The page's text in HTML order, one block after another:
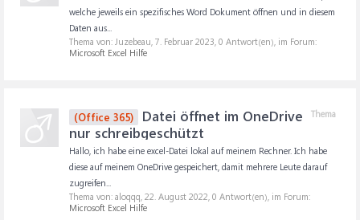
welche jeweils ein spezifisches Word Dokument öffnen und in diesem
Daten aus...
Thema von: Juzebeau, 7. Februar 2023, 0 Antwort(en), im Forum:
Microsoft Excel Hilfe
Thema
(Office 365)
Datei öffnet im OneDrive
nur schreibgeschützt
Hallo, ich habe eine excel-Datei lokal auf meinem Rechner. Ich habe
diese auf meinem OneDrive gespeichert, damit mehrere Leute darauf
zugreifen...
Thema von: aloqqq, 22. August 2022, 0 Antwort(en), im Forum:
Microsoft Excel Hilfe